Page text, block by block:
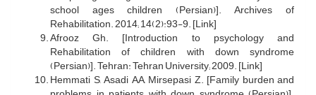
school ages children (Persian)]. Archives of
Rehabilitation. 2014; 14(2):93-9. [Link]
Afrooz Gh. [Introduction to psychology and
Rehabilitation of children with down syndrome
(Persian)]. Tehran: Tehran University; 2009. [Link]
Hemmati S, Asadi AA, Mirsepasi Z. [Family burden and